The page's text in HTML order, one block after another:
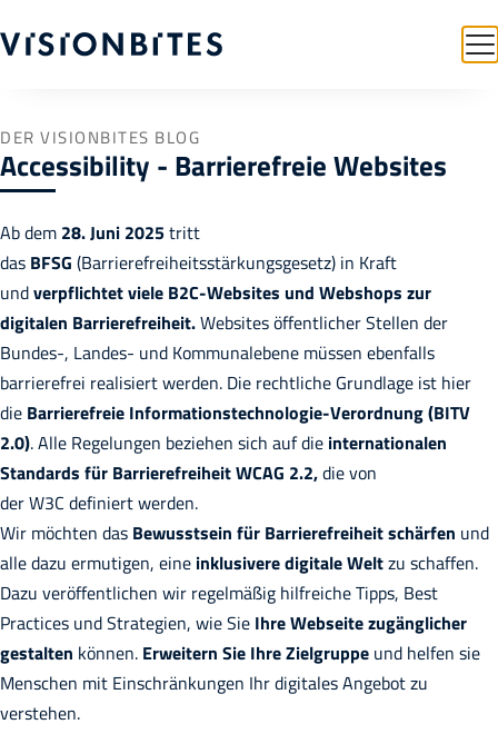
DER VISIONBITES BLOG
Accessibility - Barrierefreie Websites
Ab dem 28. Juni 2025tritt
das BFSG (Barrierefreiheitsstärkungsgesetz) in Kraft
undverpflichtetviele B2C-Websites und Webshops zur
digitalen Barrierefreiheit.Websites öffentlicher Stellen der
Bundes-, Landes- und Kommunalebene müssen ebenfalls
barrierefrei realisiert werden. Die rechtliche Grundlage ist hier
die Barrierefreie Informationstechnologie-Verordnung (BITV
2.0). Alle Regelungen beziehen sich auf die internationalen
Standards für Barrierefreiheit WCAG 2.2,die von
derW3C definiert werden.
Wir möchten das Bewusstsein für Barrierefreiheit schärfen und
alle dazu ermutigen, eine inklusivere digitale Weltzu schaffen.
Dazu veröffentlichen wir regelmäßig hilfreiche Tipps, Best
Practices und Strategien, wie Sie Ihre Webseite zugänglicher
gestalten können. Erweitern Sie Ihre Zielgruppe und helfen sie
Menschen mit Einschränkungen Ihr digitales Angebot zu
verstehen.